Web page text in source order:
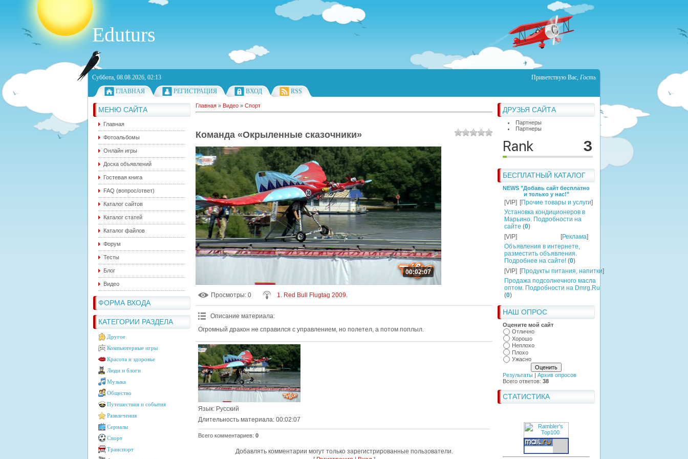
Eduturs
Суббота, 08.08.2026, 02:13 Приветствую Вас, Гость
ГЛАВНАЯ
РЕГИСТРАЦИЯ ВХОД RSS
МЕНЮ САЙТА
Главная
Фотоальбомы
Онлайн игры
Доска объявлений
Гостевая книга
FAQ (вопрос/ответ)
Каталог сайтов
Каталог статей
Каталог файлов
Форум
Тесты
Блог
Видео
ФОРМА ВХОДА
КАТЕГОРИИ РАЗДЕЛА
Другое
Компьютерные игры
Красота и здоровье
Люди и блоги
Музыка
Общество
Путешествия и события
Развлечения
Сериалы
Спорт
Транспорт
ДРУЗЬЯ САЙТА
Партнеры
Партнеры
БЕСПЛАТНЫЙ КАТАЛОГ
NEWS "Добавь сайт бесплатно
и только у нас!"
[VIP] [Прочие товары и услуги]
Установка кондиционеров в
Марьино. Подробности на
сайте (0)
[VIP]
[Реклама]
Объявления в интернете,
разместить объявления.
Подробнее на сайте! (0)
[VIP] [Продукты питания, напитки]
Продажа подсолнечного масла
оптом. Подробности на Dmrg.Ru
(0)
НАШ ОПРОС
Оцените мой сайт
Отлично
Хорошо
Неплохо
Плохо
Ужасно
Результаты | Архив опросов
Всего ответов: 38
СТАТИСТИКА
Главная » Видео » Спорт
Команда «Окрыленные сказочники»
00:02:07
Просмотры: 0 1. Red Bull Flugtag 2009.
Описание материала:
Огромный дракон не справился с управлением, но полетел, а потом поплыл.
Язык: Русский
Длительность материала: 00:02:07
Всего комментариев: 0
Добавлять комментарии могут только зарегистрированные пользователи.